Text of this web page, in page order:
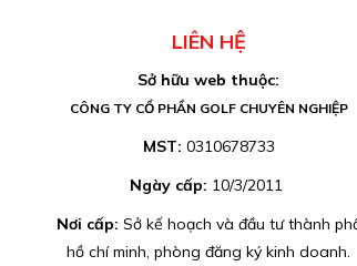
LIÊN HỆ
Sở hữu web thuộc:
CÔNG TY CỔ PHẦN GOLF CHUYÊN NGHIỆP
MST: 0310678733
Ngày cấp: 10/3/2011
Nơi cấp: Sở kế hoạch và đầu tư thành
hồ chí minh, phòng đăng ký kinh doanh.